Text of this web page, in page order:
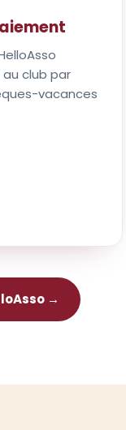
au club par
vacances
→